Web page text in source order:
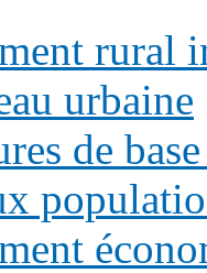
rural
urbaine
de